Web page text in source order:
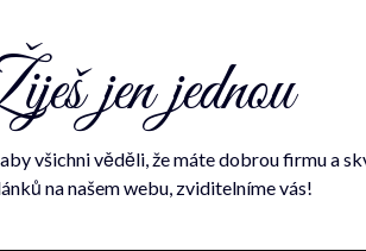
jen jednou
všichni věděli, že máte dobrou firmu a
na našem webu, zviditelníme vás!